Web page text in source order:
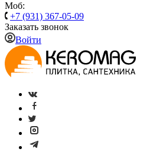
Моб:
+7 (931) 367-05-09
Заказать звонок
Войти